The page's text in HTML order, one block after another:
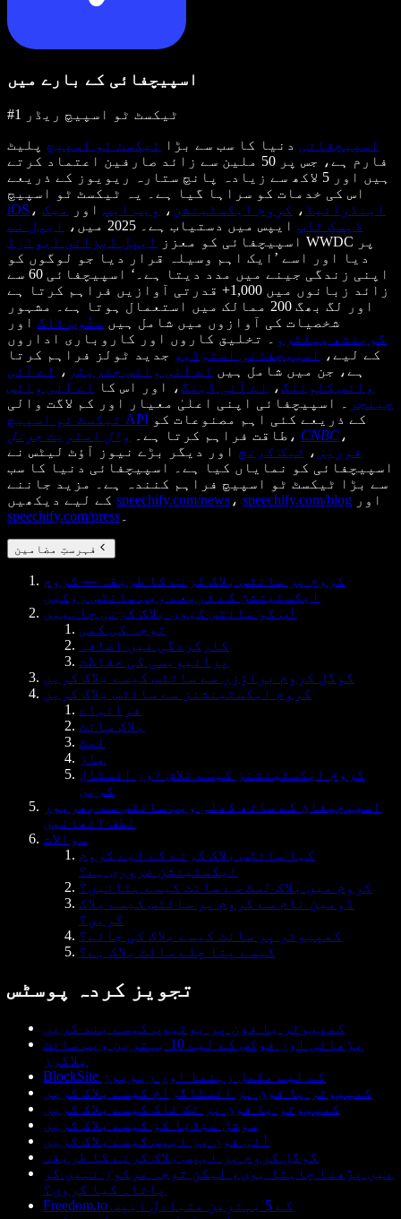
اسپیچفائی کے بارے میں
#1 ٹیکسٹ ٹو اسپیچ ریڈر
اسپیچفائی دنیا کا سب سے بڑا ٹیکسٹ ٹو اسپیچ پلیٹ
فارم ہے، جس پر 50 ملین سے زائد صارفین اعتماد کرتے
ہیں اور 5 لاکھ سے زیادہ پانچ ستارہ ریویوز کے ذریعے
اس کی خدمات کو سراہا گیا ہے۔ یہ ٹیکسٹ ٹو اسپیچ
iOS ، اینڈرائیڈ ، کروم ایکسٹینشن ، ویب ایپ اور
میک
ڈیسک ٹاپ ایپس میں دستیاب ہے۔ 2025 میں،
ایپل نے
اسپیچفائی کو معزز
ایپل ڈیزائن ایوارڈ
WWDC پر
دیا اور اسے ’ایک اہم وسیلہ قرار دیا جو لوگوں کو
اپنی زندگی جینے میں مدد دیتا ہے۔‘ اسپیچفائی 60 سے
زائد زبانوں میں 1,000+ قدرتی آوازیں فراہم کرتا ہے
اور لگ بھگ 200 ممالک میں استعمال ہوتا ہے۔ مشہور
شخصیات کی آوازوں میں شامل ہیں سنُوپ ڈاگ اور
گوینتھ پیلٹرو
۔ تخلیق کاروں اور کاروباری اداروں
کے لیے،
اسپیچفائی اسٹوڈیو جدید ٹولز فراہم کرتا
ہے، جن میں شامل ہیں اے آئی وائس جنریٹر ،
اے آئی
وائس کلوننگ، اے آئی ڈبنگ، اور اس کا
اے آئی وائس
چینجر
۔ اسپیچفائی اپنی اعلیٰ معیار اور کم لاگت والی
ٹیکسٹ ٹو اسپیچ API
طاقت فراہم کرتا ہے۔
وال اسٹریٹ جرنل ، CNBC ،
فوربز ، ٹیک کرنچ اور دیگر بڑے نیوز آؤٹ لیٹس نے
اسپیچفائی کو نمایاں کیا ہے۔ اسپیچفائی دنیا کا سب
سے بڑا ٹیکسٹ ٹو اسپیچ فراہم کنندہ ہے۔ مزید جاننے
speechify.com/news ، speechify.com/blog اور
speechify.com/press
فہرستِ مضامین
کروم پر سائٹس بلاک کرنے کا طریقہ — کروم
ایکسٹینشن کے ذریعے ویب سائٹس روکیں
آپ کو سائٹس کیوں بلاک کرنی چاہییں
توجہ کی کمی
کارکردگی میں اضافہ
پرائیویسی کی حفاظت
گوگل کروم براؤزر سے سائٹس کیسے بلاک کریں
کروم ایکسٹینشنز سے سائٹس بلاک کریں
فرائیڈے
بلاک سائٹ
لمٹ
پاز
کروم ایکسٹینشنز کیسے تلاش اور انسٹال
کریں
اسپیچیفائ کے ساتھ کھلی ویب سائٹس سے بھرپور
لطف اٹھائیں
سوالات
کیا سائٹس بلاک کرنے کے لیے کروم
ایکسٹینشن ضروری ہے؟
کروم میں بلاک لسٹ سے سائٹ کیسے ہٹائیں؟
ڈومین نام سے کروم پر سائٹس کیسے بلاک
کریں؟
کمپیوٹر پر سائٹ کیسے بلاک کی جائے؟
کیسے پتا چلے سائٹ بلاک ہے؟
تجویز کردہ پوسٹس
کمپیوٹر یا فون پر یوٹیوب کیسے بند کریں
پڑھائی اور فوکس کے لیے 10 بہترین ویب سائٹ
بلاکرز
BlockSite کے لیے مکمل رہنما اور ریویوز
کمپیوٹر یا فون پر انسٹاگرام کیسے بلاک کریں
کمپیوٹر یا فون پر ٹک ٹاک کیسے بلاک کریں
سوشل میڈیا کو کیسے بلاک کریں
آئی فون پر ایپس کیسے بلاک کریں
گوگل کروم پر ایپس بلاک کرنے کا طریقہ
میں پڑھنا چاہتا ہوں، لیکن توجہ مرکوز نہیں کر
پاتا۔ کیا کروں؟
Freedom.to کے 5 بہترین متبادل ایپس